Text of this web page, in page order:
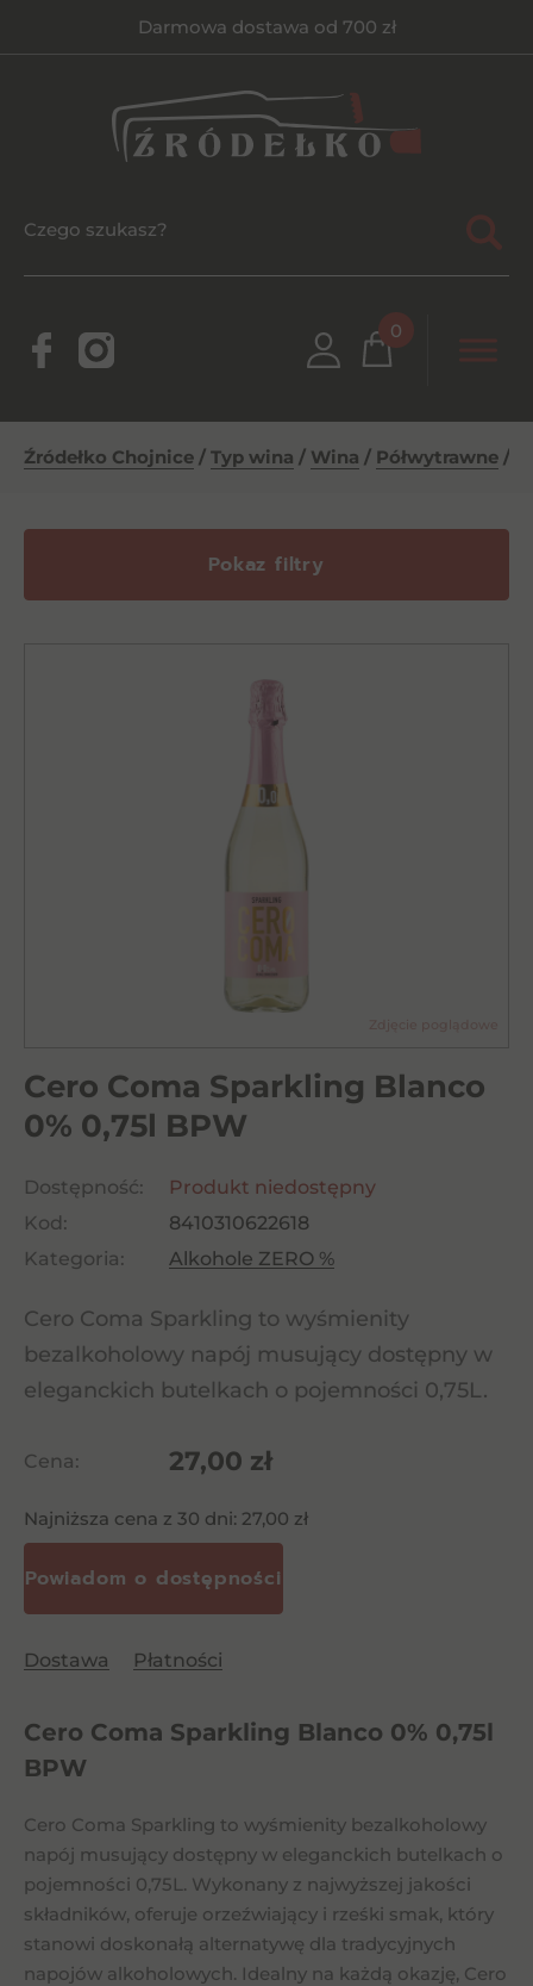
Darmowa dostawa od 700 zł
0
Źródełko Chojnice / Typ wina / Wina / Półwytrawne /
Pokaz filtry
Cero Coma Sparkling Blanco
0% 0,75l BPW
Dostępność:
Produkt niedostępny
Kod:
8410310622618
Kategoria:
Alkohole ZERO %
Cero Coma Sparkling to wyśmienity
bezalkoholowy napój musujący dostępny w
eleganckich butelkach o pojemności 0,75L.
Cena: 27,00 zł
Najniższa cena z 30 dni: 27,00 zł
Dostawa Płatności
Cero Coma Sparkling Blanco 0% 0,75l
BPW
Cero Coma Sparkling to wyśmienity bezalkoholowy
napój musujący dostępny w eleganckich butelkach o
pojemności 0,75L. Wykonany z najwyższej jakości
składników, oferuje orzeźwiający i rześki smak, który
stanowi doskonałą alternatywę dla tradycyjnych
napojów alkoholowych. Idealny na każdą okazję, Cero